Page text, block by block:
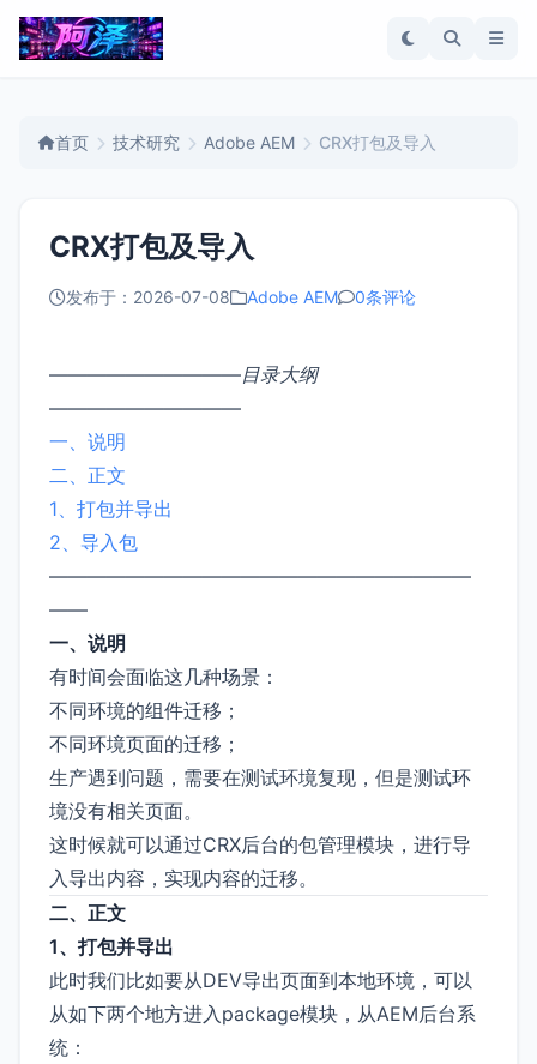
首页 技术研究 Adobe AEM CRX打包及导入
CRX打包及导入
发布于：2026-07-08 Adobe AEM 0条评论
——————————目录大纲
——————————
一、说明
二、正文
1、打包并导出
2、导入包
——————————————————————
——
一、说明
有时间会面临这几种场景：
不同环境的组件迁移；
不同环境页面的迁移；
生产遇到问题，需要在测试环境复现，但是测试环
境没有相关页面。
这时候就可以通过CRX后台的包管理模块，进行导
入导出内容，实现内容的迁移。
二、正文
1、打包并导出
此时我们比如要从DEV导出页面到本地环境，可以
从如下两个地方进入package模块，从AEM后台系
统：